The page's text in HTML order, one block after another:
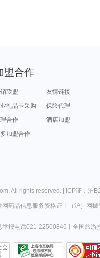
盟合作
联盟
友情链接
礼品卡采购
保险代理
合作
酒店加盟
加盟合作
. All rights reserved. | ICP证：沪
网药品信息服务资格证 （沪）网
举报电话021-22500846 全国旅游
会